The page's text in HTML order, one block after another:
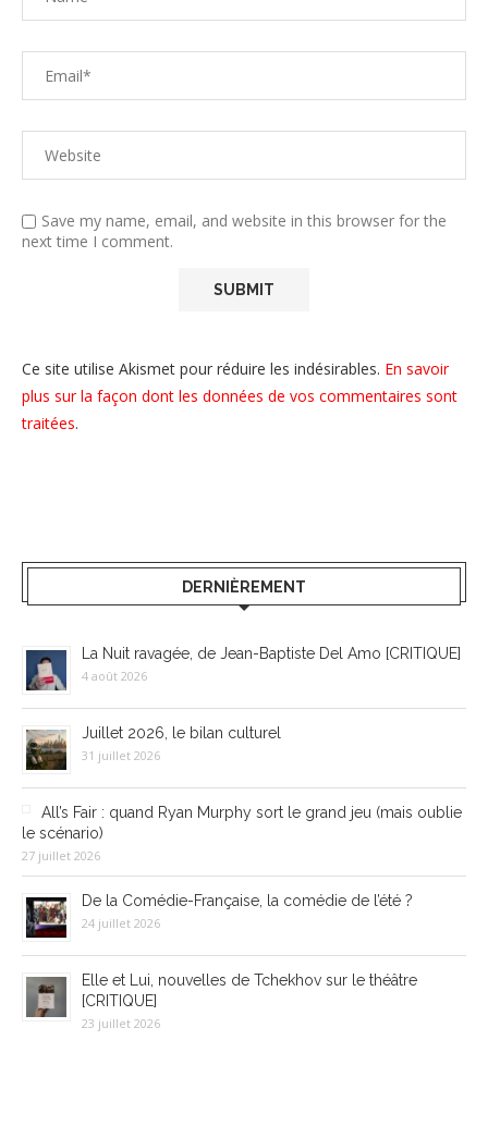
Save my name, email, and website in this browser for the
next time I comment.
Ce site utilise Akismet pour réduire les indésirables. En savoir
plus sur la façon dont les données de vos commentaires sont
traitées.
DERNIÈREMENT
La Nuit ravagée, de Jean-Baptiste Del Amo [CRITIQUE]
4 août 2026
Juillet 2026, le bilan culturel
31 juillet 2026
All’s Fair : quand Ryan Murphy sort le grand jeu (mais oublie
le scénario)
27 juillet 2026
De la Comédie-Française, la comédie de l’été ?
24 juillet 2026
Elle et Lui, nouvelles de Tchekhov sur le théâtre
[CRITIQUE]
23 juillet 2026